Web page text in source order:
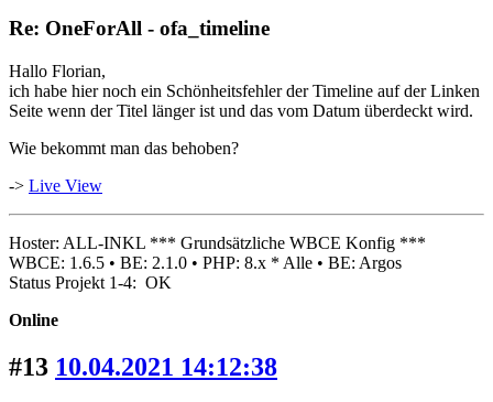
Re: OneForAll - ofa_timeline
Hallo Florian,
ich habe hier noch ein Schönheitsfehler der Timeline auf der Linken
Seite wenn der Titel länger ist und das vom Datum überdeckt wird.
Wie bekommt man das behoben?
-> Live View
Hoster: ALL-INKL *** Grundsätzliche WBCE Konfig ***
WBCE: 1.6.5 • BE: 2.1.0 • PHP: 8.x * Alle • BE: Argos
Status Projekt 1-4: OK
Online
#13 10.04.2021 14:12:38